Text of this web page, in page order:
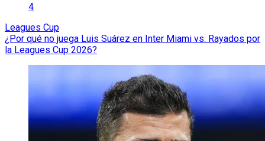
4
Leagues Cup
¿Por qué no juega Luis Suárez en Inter Miami vs. Rayados por
la Leagues Cup 2026?